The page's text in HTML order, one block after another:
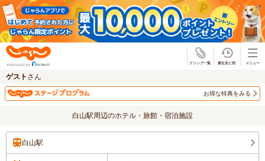
ゲスト さん
お得な特典をみる
白山駅周辺のホテル・旅館・宿泊施設
白山駅